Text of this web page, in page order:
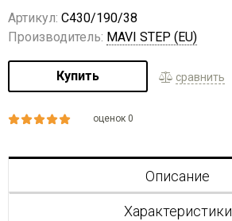
Артикул: C430/190/38
Производитель: MAVI STEP (EU)
Купить сравнить
оценок 0
Описание
Характеристики